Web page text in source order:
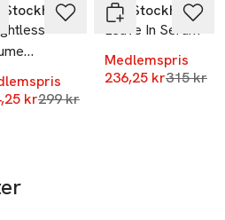
vid tvätt. *Stärkande
egna keratin. Stärker och
ingredienser.
dagar
Stockholm
krLägsta pris 30 dagar
299 kr
REF Stockholm
Leave In Serum
Medlemspris
236,25 krLägsta
315 kr